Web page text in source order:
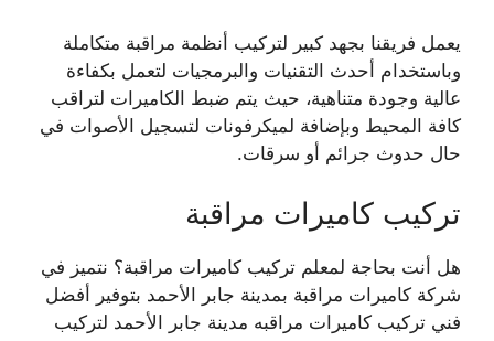
يعمل فريقنا بجهد كبير لتركيب أنظمة مراقبة متكاملة
وباستخدام أحدث التقنيات والبرمجيات لتعمل بكفاءة
عالية وجودة متناهية، حيث يتم ضبط الكاميرات لتراقب
كافة المحيط وبإضافة لميكرفونات لتسجيل الأصوات في
حال حدوث جرائم أو سرقات.
تركيب كاميرات مراقبة
هل أنت بحاجة لمعلم تركيب كاميرات مراقبة؟ نتميز في
شركة كاميرات مراقبة بمدينة جابر الأحمد بتوفير أفضل
فني تركيب كاميرات مراقبه مدينة جابر الأحمد لتركيب